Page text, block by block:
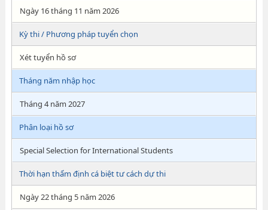
Ngày 16 tháng 11 năm 2026
Kỳ thi / Phương pháp tuyển chọn
Xét tuyển hồ sơ
Tháng năm nhập học
Tháng 4 năm 2027
Phân loại hồ sơ
Special Selection for International Students
Thời hạn thẩm định cá biệt tư cách dự thi
Ngày 22 tháng 5 năm 2026